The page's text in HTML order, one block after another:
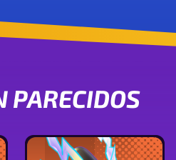
PARECIDOS